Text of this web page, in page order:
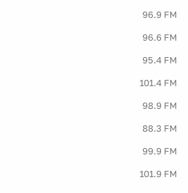
96.9 FM
96.6 FM
95.4 FM
101.4 FM
98.9 FM
88.3 FM
99.9 FM
101.9 FM